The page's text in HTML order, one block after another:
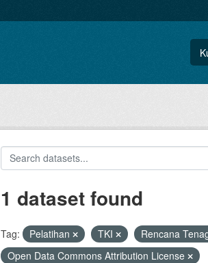
1 dataset found
Tag: Pelatihan TKI Rencana
Open Data Commons Attribution License